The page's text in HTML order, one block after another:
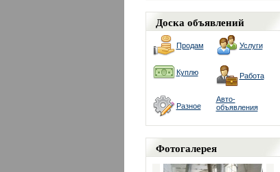
Доска объявлений
Продам Услуги
Куплю Работа
Разное
Авто-
объявления
Фотогалерея